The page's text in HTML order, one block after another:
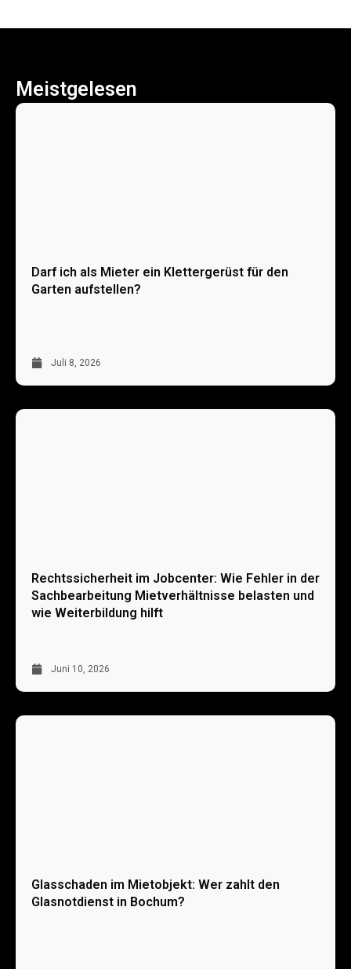
Meistgelesen
Darf ich als Mieter ein Klettergerüst für den
Garten aufstellen?
Juli 8, 2026
Rechtssicherheit im Jobcenter: Wie Fehler in der
Sachbearbeitung Mietverhältnisse belasten und
wie Weiterbildung hilft
Juni 10, 2026
Glasschaden im Mietobjekt: Wer zahlt den
Glasnotdienst in Bochum?